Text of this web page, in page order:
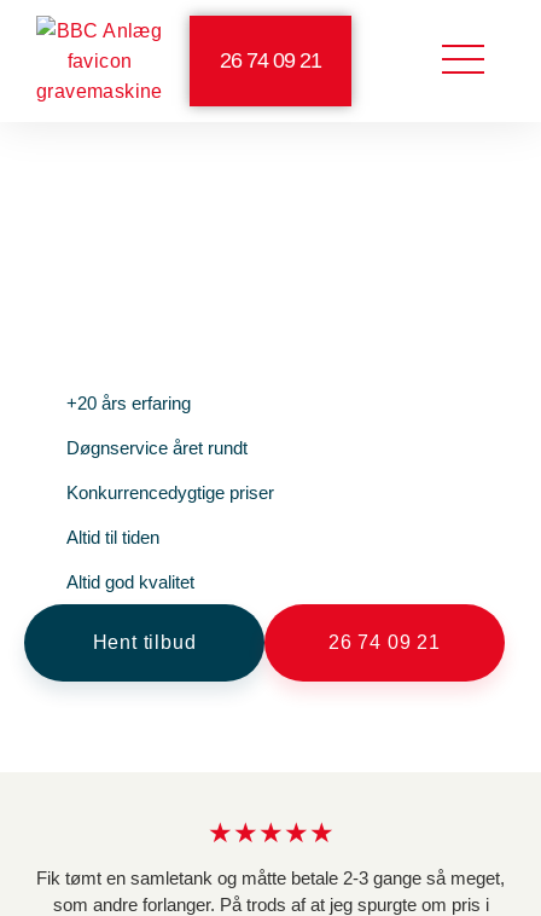
26 74 09 21
+20 års erfaring
Døgnservice året rundt
Konkurrencedygtige priser
Altid til tiden
Altid god kvalitet
Hent tilbud 26 74 09 21
★★★★★
Fik tømt en samletank og måtte betale 2-3 gange så meget,
som andre forlanger. På trods af at jeg spurgte om pris i